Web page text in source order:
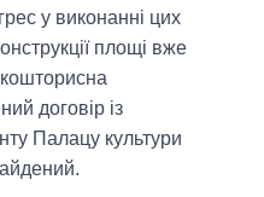
у виконанні цих
площі вже
договір із
Палацу культури